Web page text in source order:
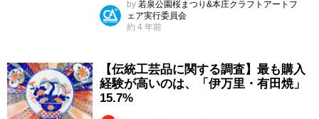
by 若泉公園桜まつり&本庄クラフトアートフ
ェア実行委員会
約 4 年前
【伝統工芸品に関する調査】最も購入
経験が高いのは、「伊万里・有田焼」
15.7%